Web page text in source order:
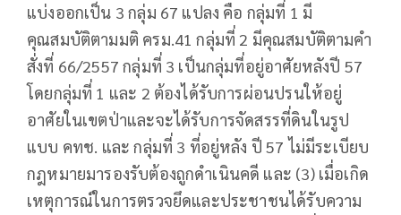
แบ่งออกเป็น 3 กลุ่ม 67 แปลง คือ กลุ่มที่ 1 มี
คุณสมบัติตามมติ ครม.41 กลุ่มที่ 2 มีคุณสมบัติตามคำ
สั่งที่ 66/2557 กลุ่มที่ 3 เป็นกลุ่มที่อยู่อาศัยหลังปี 57
โดยกลุ่มที่ 1 และ 2 ต้องได้รับการผ่อนปรนให้อยู่
อาศัยในเขตป่าและจะได้รับการจัดสรรที่ดินในรูป
แบบ คทช. และ กลุ่มที่ 3 ที่อยู่หลัง ปี 57 ไม่มีระเบียบ
กฎหมายมารองรับต้องถูกดำเนินคดี และ (3) เมื่อเกิด
เหตุการณ์ในการตรวจยึดและประชาชนได้รับความ